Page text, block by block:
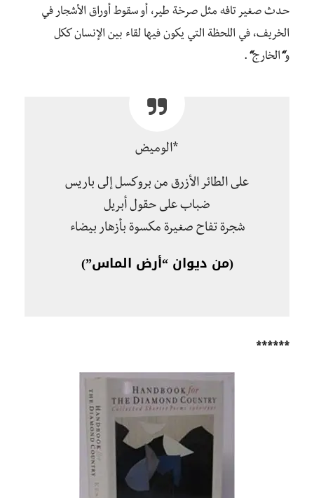
حدث صغير تافه مثل صرخة طير، أو سقوط أوراق الأشجار في
الخريف، في اللحظة التي يكون فيها لقاء بين الإنسان ككل
و“الخارج“
.
*الوميض
على الطائر الأزرق من بروكسل إلى باريس
ضباب على حقول أبريل
شجرة تفاح صغيرة مكسوة بأزهار بيضاء
(من ديوان “أرض الماس”)
******